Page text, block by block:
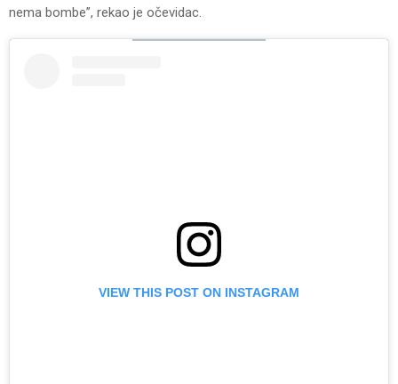
nema bombe”, rekao je očevidac.
VIEW THIS POST ON INSTAGRAM